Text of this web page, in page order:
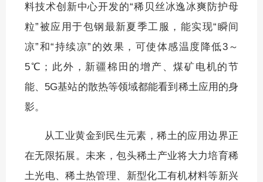
料技术创新中心开发的“稀贝丝冰逸冰爽防护母
粒”被应用于包钢最新夏季工服，能实现“瞬间
凉”和“持续凉”的效果，可使体感温度降低3～
5℃；此外，新疆棉田的增产、煤矿电机的节
能、5G基站的散热等领域都能看到稀土应用的身
影。
从工业黄金到民生元素，稀土的应用边界正
在无限拓展。未来，包头稀土产业将大力培育稀
土光电、稀土热管理、新型化工有机材料等新兴